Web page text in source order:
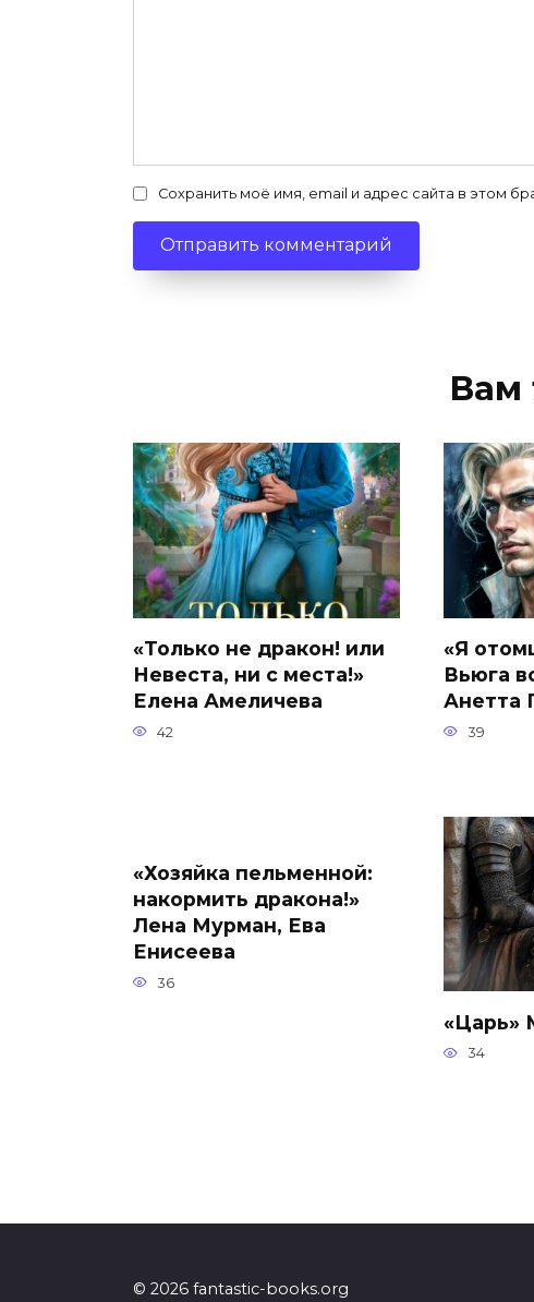
Сохранить моё имя, email и адрес сайта в этом
Вам
«Только не дракон! или
Невеста, ни с места!»
Елена Амеличева
42
«Я
Вьюга
Анетта
39
«Хозяйка пельменной:
накормить дракона!»
Лена Мурман, Ева
Енисеева
36
«Царь»
34
© 2026 fantastic-books.org